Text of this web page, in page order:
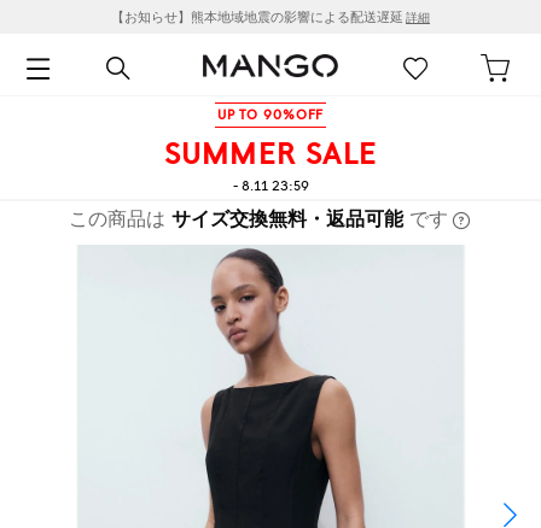
【お知らせ】熊本地域地震の影響による配送遅延 詳細
UP TO 90%OFF
SUMMER SALE
- 8.11 23:59
この商品は サイズ交換無料・返品可能 です